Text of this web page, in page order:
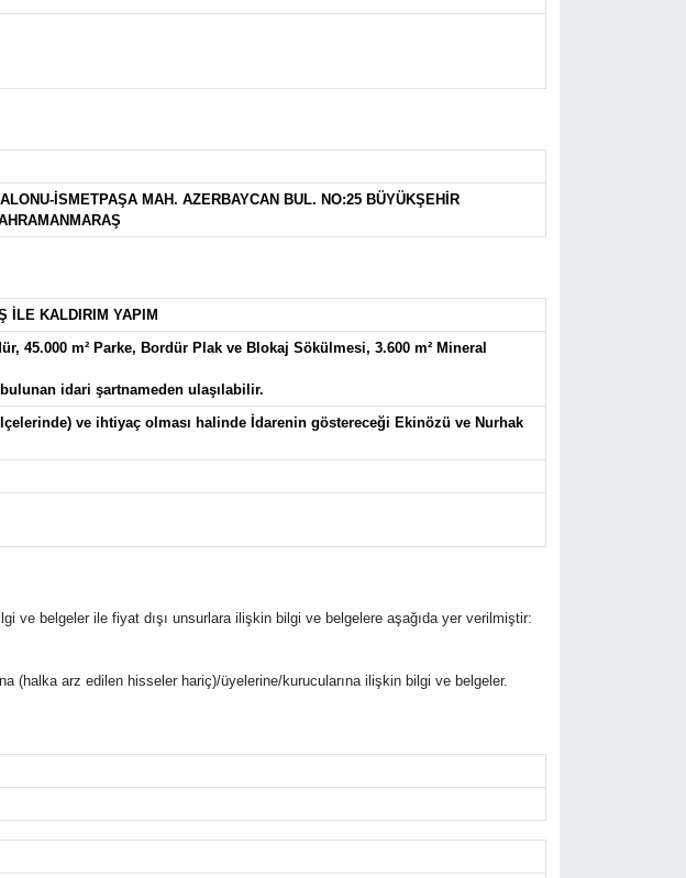
İSMETPAŞA MAH. AZERBAYCAN BUL. NO:25 BÜYÜKŞEHİR
İLE KALDIRIM YAPIM
45.000 m² Parke, Bordür Plak ve Blokaj Sökülmesi, 3.600 m² Mineral
idari şartnameden ulaşılabilir.
ve ihtiyaç olması halinde İdarenin göstereceği Ekinözü ve Nurhak
ve belgeler ile fiyat dışı unsurlara ilişkin bilgi ve belgelere aşağıda yer verilmiştir:
(halka arz edilen hisseler hariç)/üyelerine/kurucularına ilişkin bilgi ve belgeler.